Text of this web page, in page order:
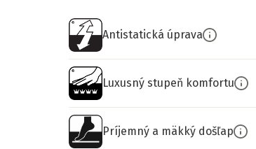
Antistatická úprava
Luxusný stupeň komfortu
Príjemný a mäkký došľap